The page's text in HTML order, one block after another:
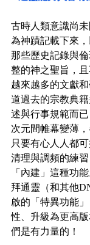
古時人類意識尚
為神蹟記載下來
那些歷史記錄與
整的神之聖旨，
越來越多的文獻
道過去的宗教典
述與行事規範而
次元間帷幕變薄
只要有心人人都
清理與調頻的練
「內建」這種功
拜通靈（和其他
啟的「特異功能
性、升級為更高
們是有力量的！